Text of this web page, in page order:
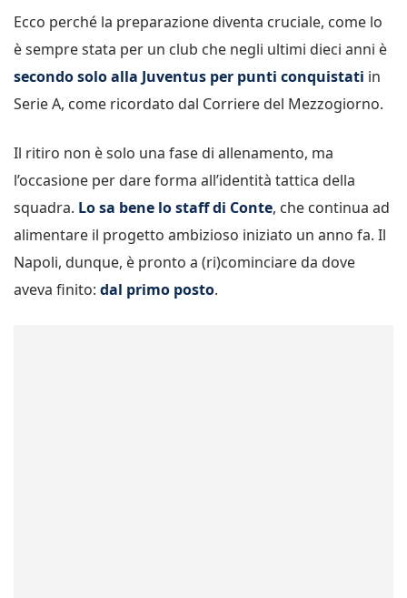
Ecco perché la preparazione diventa cruciale, come lo
è sempre stata per un club che negli ultimi dieci anni è
secondo solo alla Juventus per punti conquistati in
Serie A, come ricordato dal Corriere del Mezzogiorno.
Il ritiro non è solo una fase di allenamento, ma
l’occasione per dare forma all’identità tattica della
squadra. Lo sa bene lo staff di Conte, che continua ad
alimentare il progetto ambizioso iniziato un anno fa. Il
Napoli, dunque, è pronto a (ri)cominciare da dove
aveva finito: dal primo posto.